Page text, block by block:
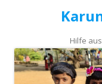
Hilfe